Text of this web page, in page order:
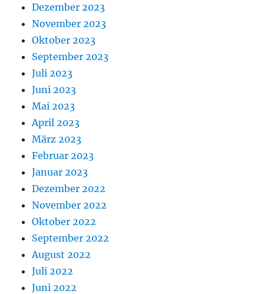
Dezember 2023
November 2023
Oktober 2023
September 2023
Juli 2023
Juni 2023
Mai 2023
April 2023
März 2023
Februar 2023
Januar 2023
Dezember 2022
November 2022
Oktober 2022
September 2022
August 2022
Juli 2022
Juni 2022